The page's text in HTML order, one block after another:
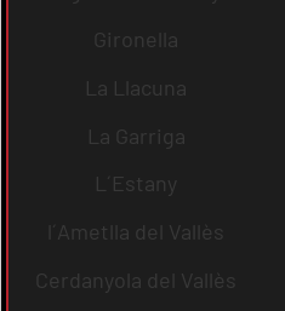
Gironella
La Llacuna
La Garriga
L´Estany
l´Ametlla del Vallès
Cerdanyola del Vallès